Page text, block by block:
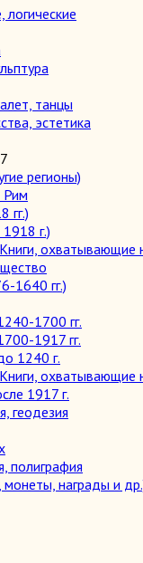
танцы
эстетика
7
регионы)
Рим
гг.)
г.)
охватывающие
1640 гг.)
1700 гг.
1917 гг.
1240 г.
охватывающие
1917 г.
геодезия
полиграфия
награды и